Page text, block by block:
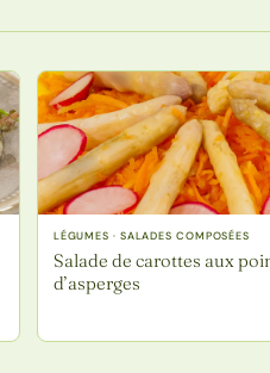
LÉGUMES · SALADES COMPOSÉES
Salade de carottes aux
d’asperges